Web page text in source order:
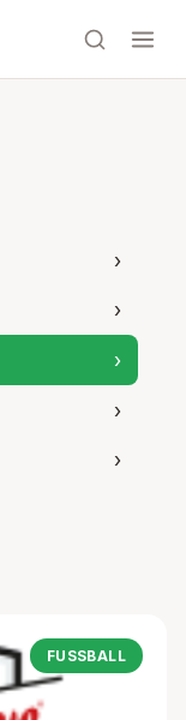
›
›
›
›
›
FUSSBALL